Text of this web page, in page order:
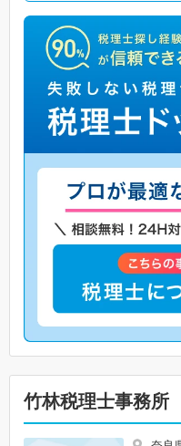
竹林税理士事務所